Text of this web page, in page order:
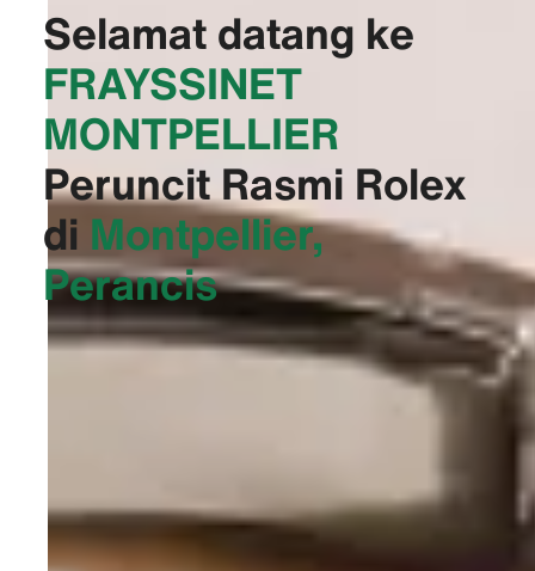
Selamat datang ke
‭FRAYSSINET
MONTPELLIER‬
Peruncit Rasmi Rolex
di Montpellier,
Perancis